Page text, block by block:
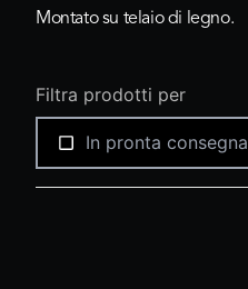
Montato su telaio di legno.
Filtra prodotti per
In pronta consegna